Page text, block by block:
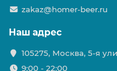
zakaz@homer-beer.ru
Наш адрес
105275, Москва, 5-я
9:00 - 22:00